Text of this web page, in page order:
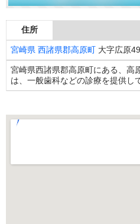
住所
宮崎県 西諸県郡高原町 大字広原
宮崎県西諸県郡高原町にある、高
は、一般歯科などの診療を提供し